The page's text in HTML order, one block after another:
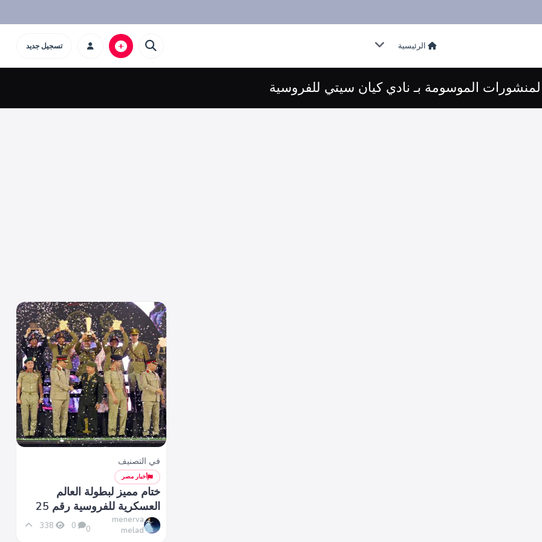
الرئيسية تسجيل جديد
الموسومة بـ نادي كيان سيتي للفروسية
في التصنيف
أخبار مصر
ختام مميز لبطولة العالم
العسكرية للفروسية رقم 25
menerva
melad
0
338 0